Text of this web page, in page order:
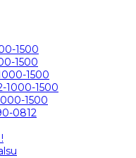
1500
1500
1500
1000-1500
1500
0812